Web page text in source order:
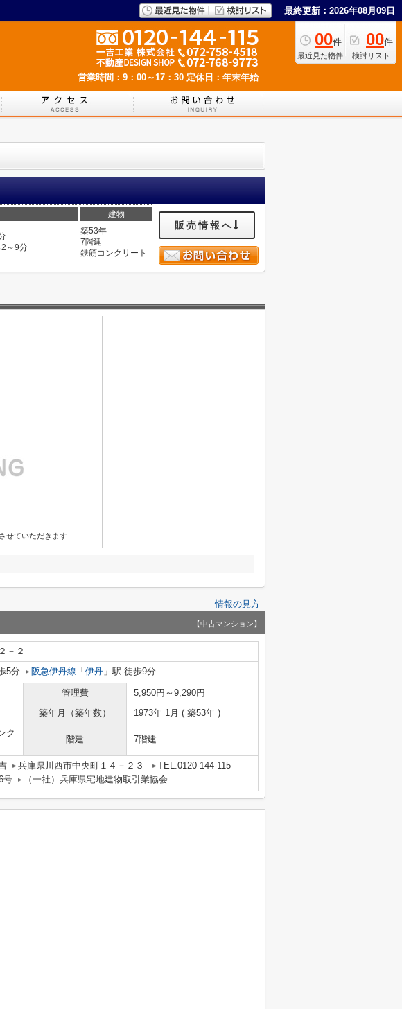
最終更新：2026年08月09日
00件
最近見た物件
00件
検討リスト
営業時間：9：00～17：30 定休日：年末年始
建物
2～9分
築53年
7階建
鉄筋コンクリート
販売情報へ
せていただきます
情報の見方
【中古マンション】
－２
5分 阪急伊丹線 「 伊丹 」駅 徒歩9分
管理費
5,950円～9,290円
築年月（築年数） 1973年 1月 ( 築53年 )
ク
階建 7階建
兵庫県川西市中央町１４－２３
TEL:0120-144-115
号
（一社）兵庫県宅地建物取引業協会